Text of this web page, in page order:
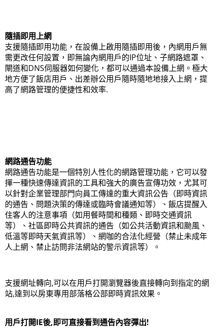
隨插即用上網
支援隨插即用功能，在設備上啟用隨插即用後，內網用戶無
需更改任何設置，即無論內網用戶的IP位址、子網路遮罩、
閘道和DNS伺服器如何變化，都可以通過本設備上網。極大
地方便了飯店用戶、出差辦公用戶隨時隨地地接入上網，提
高了網路管理的便捷性和效率.
網路通告功能
網路通告功能是一個特別人性化的網路管理功能，它可以發
揮一種快速傳達資訊的工具和強大的廣告宣傳功效，尤其可
以針對企業管理部門向員工傳達的重大資訊公告（即時資訊
的通告、問題決策的傳達或臨時會議通知等）、飯店提醒入
住客人的注意事項（如用餐時間和種類、即時交通資訊
等）、社區即時公共資訊的通告（如公共活動資訊和颱風、
低溫等即時天氣資訊等）、網咖的合法化經營（禁止未成年
人上網、禁止訪問非法網站的警示資訊等）。
支援網址轉向,可以在用戶打開瀏覽器後直接轉向到指定的網
站,達到以房東專用部落格公部即時資訊效果。
用戶打開IE後,即可直接看到通告內容彈出!